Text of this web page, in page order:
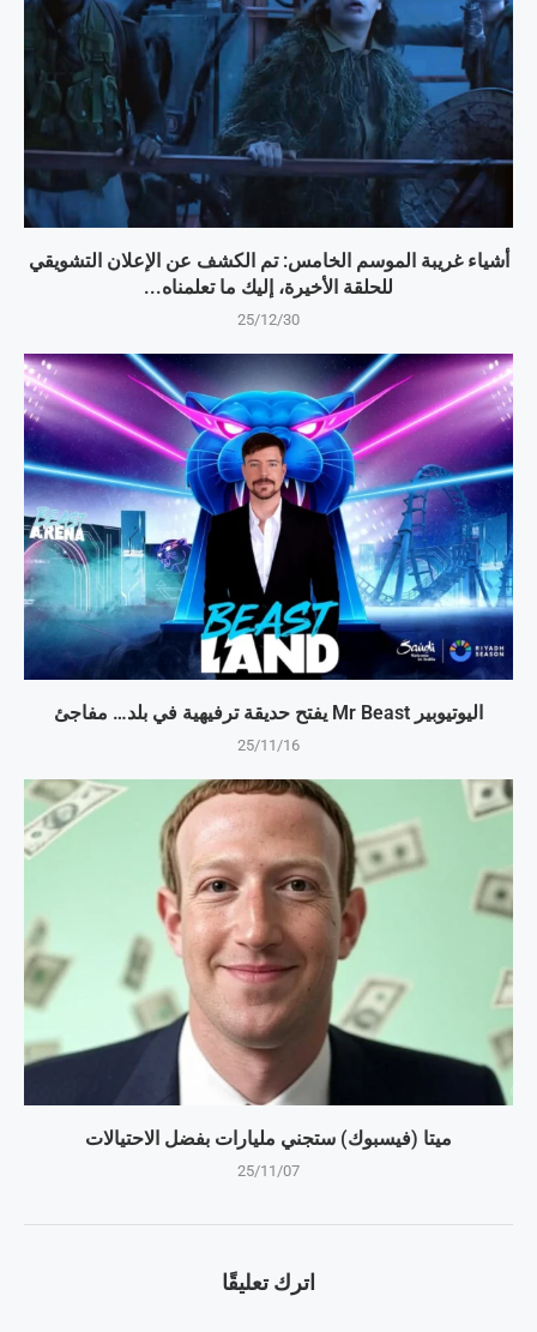
أشياء غريبة الموسم الخامس: تم الكشف عن الإعلان التشويقي
للحلقة الأخيرة، إليك ما تعلمناه...
25/12/30
اليوتيوبير Mr Beast يفتح حديقة ترفيهية في بلد… مفاجئ
25/11/16
ميتا (فيسبوك) ستجني مليارات بفضل الاحتيالات
25/11/07
اترك تعليقًا